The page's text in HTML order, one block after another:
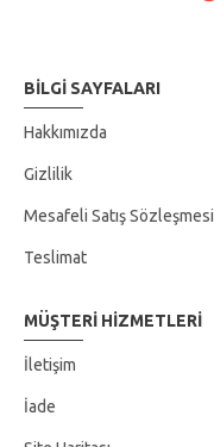
BILGI SAYFALARI
Hakkımızda
Gizlilik
Mesafeli Satış Sözleşmesi
Teslimat
MÜŞTERI HIZMETLERI
İletişim
İade